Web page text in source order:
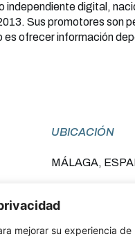
mejorar su experiencia de
independiente digital,
Sus promotores son
es ofrecer información
UBICACIÓN
MÁLAGA,
POR LA UNIÓN